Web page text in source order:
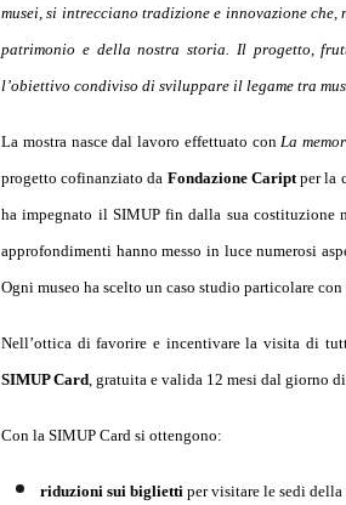
musei, si intrecciano tradizione e innovazione
patrimonio e della nostra storia. Il progetto,
l’obiettivo condiviso di sviluppare il legame tra
La mostra nasce dal lavoro effettuato conLa
progetto cofinanziato da Fondazione Cariptper la
ha impegnato il SIMUP fin dalla sua costituzione
approfondimenti hanno messo in luce numerosi
Ogni museo ha scelto un caso studio particolare
Nell’ottica di favorire e incentivare la visita di
SIMUP Card, gratuita e valida 12 mesi dal giorno
Con la SIMUP Card si ottengono:
riduzioni sui biglietti per visitare le sedi della